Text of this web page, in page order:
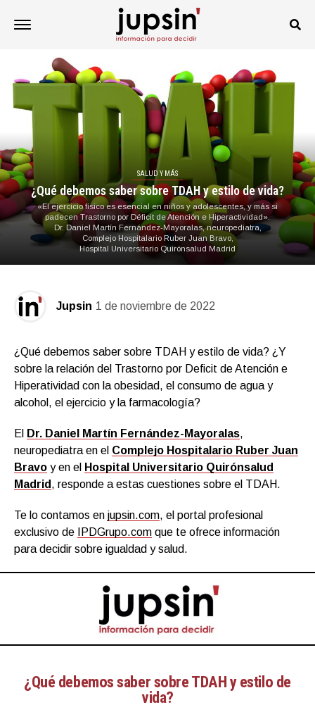
SALUD Y MÁS
¿Qué debemos saber sobre TDAH y estilo de vida?
«El ejercicio físico es esencial en niños y adolescentes, y más si
padecen Trastorno por Déficit de Atención e Hiperactividad».
Dr. Daniel Martín Fernández-Mayoralas, neuropediatra,
Complejo Hospitalario Ruber Juan Bravo,
Hospital Universitario Quirónsalud Madrid
Jupsin 1 de noviembre de 2022
¿Qué debemos saber sobre TDAH y estilo de vida? ¿Y
sobre la relación del Trastorno por Deficit de Atención e
Hiperatividad con la obesidad, el consumo de agua y
alcohol, el ejercicio y la farmacología?
El Dr. Daniel Martín Fernández-Mayoralas,
neuropediatra en el Complejo Hospitalario Ruber Juan
Bravo y en el Hospital Universitario Quirónsalud
Madrid , responde a estas cuestiones sobre el TDAH.
Te lo contamos en jupsin.com, el portal profesional
exclusivo de
IPDGrupo.com que te ofrece información
para decidir sobre igualdad y salud.
¿Qué debemos saber sobre TDAH y estilo de
vida?